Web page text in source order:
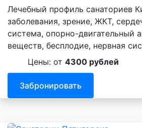
Лечебный профиль санаториев
заболевания, зрение, ЖКТ,
система, опорно-двигательный
веществ, бесплодие, нервная
Цены: от 4300 рублей
Забронировать